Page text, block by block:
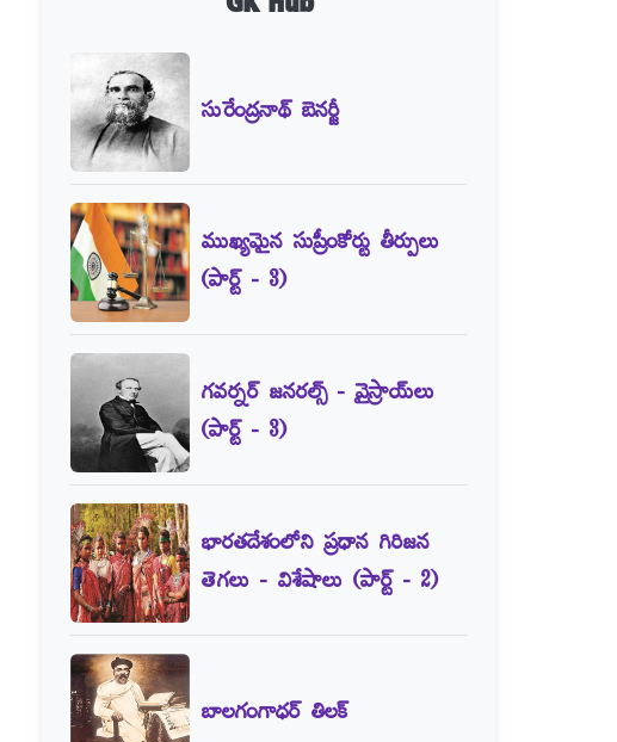
సురేంద్రనాథ్‌ బెనర్జీ
ముఖ్యమైన సుప్రీంకోర్టు తీర్పులు
(పార్ట్‌ - 3)
గవర్నర్‌ జనరల్స్‌ - వైస్రాయ్‌లు
(పార్ట్‌ - 3)
భారతదేశంలోని ప్రధాన గిరిజన
తెగలు - విశేషాలు (పార్ట్‌ - 2)
బాలగంగాధర్‌ తిలక్‌